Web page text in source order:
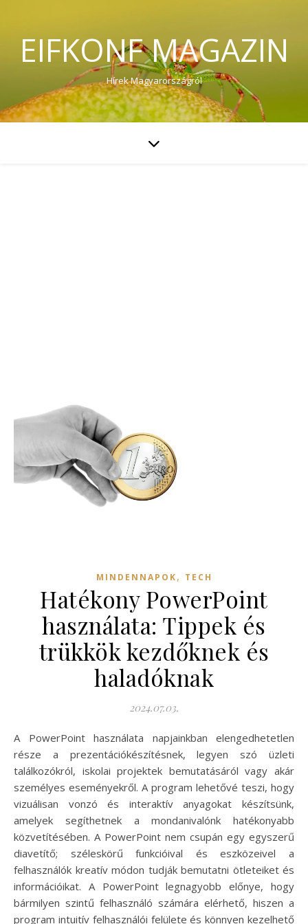
EIFKONF MAGAZIN
Hírek Magyarországról
MINDENNAPOK, TECH
Hatékony PowerPoint
használata: Tippek és
trükkök kezdőknek és
haladóknak
2024.07.03.
A PowerPoint használata napjainkban elengedhetetlen
része a prezentációkészítésnek, legyen szó üzleti
találkozókról, iskolai projektek bemutatásáról vagy akár
személyes eseményekről. A program lehetővé teszi, hogy
vizuálisan vonzó és interaktív anyagokat készítsünk,
amelyek segíthetnek a mondanivalónk hatékonyabb
közvetítésében. A PowerPoint nem csupán egy egyszerű
diavetítő; széleskörű funkcióival és eszközeivel a
felhasználók kreatív módon tudják bemutatni ötleteiket és
információikat. A PowerPoint legnagyobb előnye, hogy
bármilyen szintű felhasználó számára elérhető, hiszen a
program intuitív felhasználói felülete és könnyen kezelhető